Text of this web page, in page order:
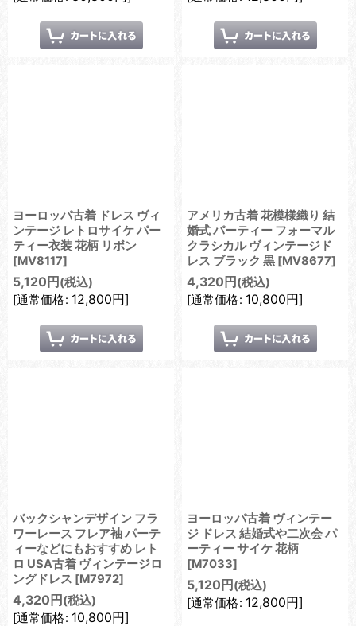
ヨーロッパ古着 ドレス ヴィ
ンテージ レトロサイケ パー
ティー衣装 花柄 リボン
[MV8117]
5,120 円 (税込)
[通常価格: 12,800円]
アメリカ古着 花模様織り 結
婚式 パーティー フォーマル
クラシカル ヴィンテージド
レス ブラック 黒 [MV8677]
4,320 円 (税込)
[通常価格: 10,800円]
バックシャンデザイン フラ
ワーレース フレア袖 パーテ
ィーなどにもおすすめ レト
ロ USA古着 ヴィンテージロ
ングドレス [M7972]
4,320 円 (税込)
[通常価格: 10,800円]
ヨーロッパ古着 ヴィンテー
ジ ドレス 結婚式や二次会 パ
ーティー サイケ 花柄
[M7033]
5,120 円 (税込)
[通常価格: 12,800円]